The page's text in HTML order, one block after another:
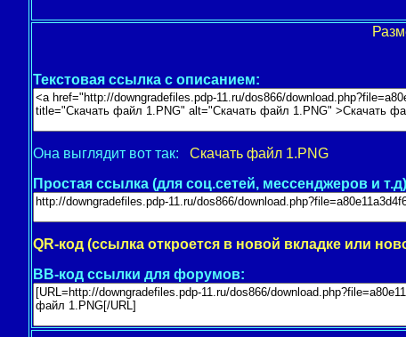
Текстовая ссылка с описанием:
Она выглядит вот так: Скачать файл 1.PNG
Простая ссылка (для соц.сетей, мессенджеров и
QR-код (ссылка откроется в новой вкладке или
BB-код ссылки для форумов: